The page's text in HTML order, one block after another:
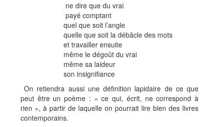
ne dire que du vrai
payé comptant
quel que soit l’angle
quelle que soit la débâcle des mots
et travailler ensuite
même le dégoût du vrai
même sa laideur
son insignifiance
On retiendra aussi une définition lapidaire de ce que
peut être un poème : « ce qui, écrit, ne correspond à
rien », à partir de laquelle on pourrait lire bien des livres
contemporains.